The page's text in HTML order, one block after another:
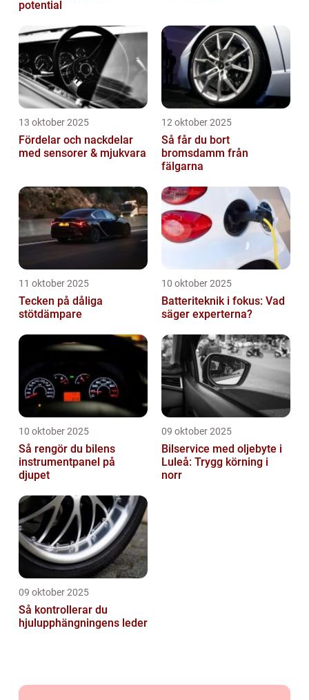
potential
13 oktober 2025
Fördelar och nackdelar
med sensorer & mjukvara
12 oktober 2025
Så får du bort
bromsdamm från
fälgarna
11 oktober 2025
Tecken på dåliga
stötdämpare
10 oktober 2025
Batteriteknik i fokus: Vad
säger experterna?
10 oktober 2025
Så rengör du bilens
instrumentpanel på
djupet
09 oktober 2025
Bilservice med oljebyte i
Luleå: Trygg körning i
norr
09 oktober 2025
Så kontrollerar du
hjulupphängningens leder